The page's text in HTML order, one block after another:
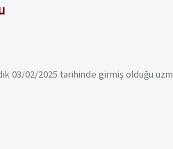
03/02/2025 tarihinde girmiş olduğu